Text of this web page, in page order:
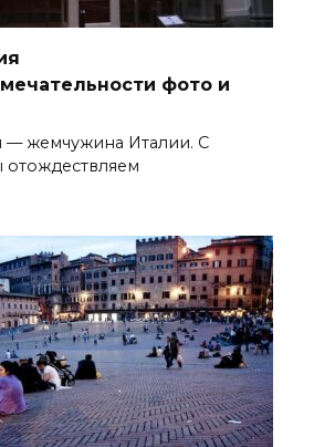
фото и
жемчужина Италии. С
отождествляем